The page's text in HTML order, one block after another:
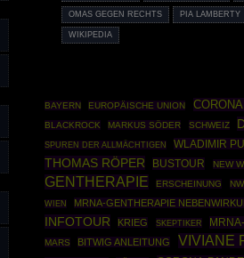
OMAS GEGEN RECHTS PIA LAMBERTY
WIKIPEDIA
BAYERN
EUROPÄISCHE UNION
BLACKROCK MARKUS SÖDER SCHWEIZ
SPUREN DER ALLMÄCHTIGEN WLADIMIR
THOMAS RÖPER BUSTOUR NEW
GENTHERAPIE
ERSCHEINUNG
WIEN MRNA-GENTHERAPIE
INFOTOUR
KRIEG SKEPTIKER
MARS
BITWIG ANLEITUNG VIVIANE